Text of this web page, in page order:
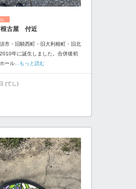
根古屋 付近
市・旧騎西町・旧大利根町・旧北
年に誕生しました。合併後初
ール ...もっと読む
(てし)